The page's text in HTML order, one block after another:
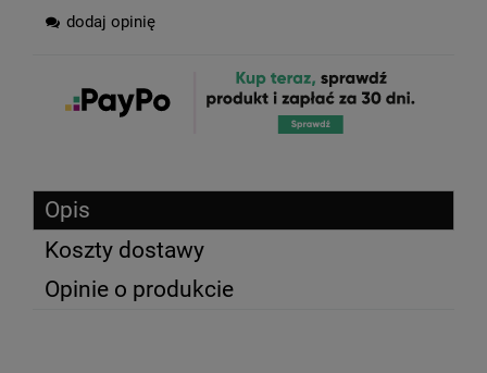
dodaj opinię
Opis
Koszty dostawy
Opinie o produkcie